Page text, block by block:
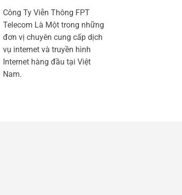
Công Ty Viễn Thông FPT
Telecom Là Một trong những
đơn vị chuyên cung cấp dịch
vụ internet và truyền hình
Internet hàng đầu tại Việt
Nam.